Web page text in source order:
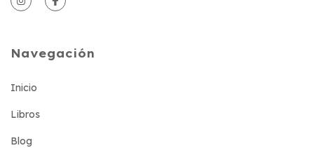
Navegación
Inicio
Libros
Blog